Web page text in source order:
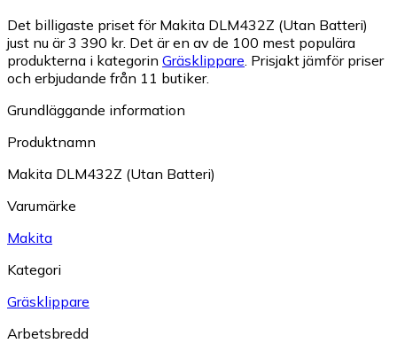
Det billigaste priset för Makita DLM432Z (Utan Batteri)
just nu är 3 390 kr. Det är en av de 100 mest populära
produkterna i kategorin Gräsklippare. Prisjakt jämför priser
och erbjudande från 11 butiker.
Grundläggande information
Produktnamn
Makita DLM432Z (Utan Batteri)
Varumärke
Makita
Kategori
Gräsklippare
Arbetsbredd